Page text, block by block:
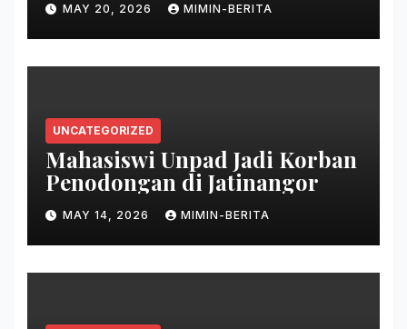
MAY 20, 2026 MIMIN-BERITA
UNCATEGORIZED
Mahasiswi Unpad Jadi Korban
Penodongan di Jatinangor
MAY 14, 2026 MIMIN-BERITA